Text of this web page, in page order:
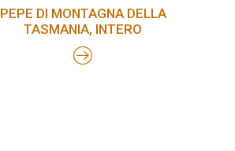
PEPE DI MONTAGNA DELLA
TASMANIA, INTERO